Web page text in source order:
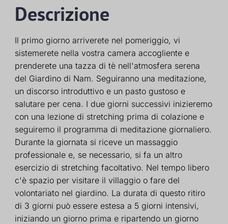
Descrizione
Il primo giorno arriverete nel pomeriggio, vi
sistemerete nella vostra camera accogliente e
prenderete una tazza di tè nell'atmosfera serena
del Giardino di Nam. Seguiranno una meditazione,
un discorso introduttivo e un pasto gustoso e
salutare per cena. I due giorni successivi inizieremo
con una lezione di stretching prima di colazione e
seguiremo il programma di meditazione giornaliero.
Durante la giornata si riceve un massaggio
professionale e, se necessario, si fa un altro
esercizio di stretching facoltativo. Nel tempo libero
c'è spazio per visitare il villaggio o fare del
volontariato nel giardino. La durata di questo ritiro
di 3 giorni può essere estesa a 5 giorni intensivi,
iniziando un giorno prima e ripartendo un giorno